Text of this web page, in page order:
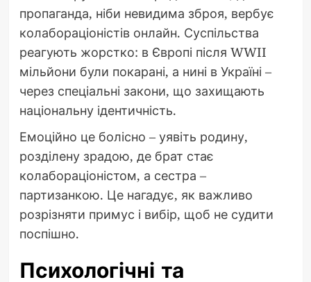
пропаганда, ніби невидима зброя, вербує
колабораціоністів онлайн. Суспільства
реагують жорстко: в Європі після WWII
мільйони були покарані, а нині в Україні –
через спеціальні закони, що захищають
національну ідентичність.
Емоційно це болісно – уявіть родину,
розділену зрадою, де брат стає
колабораціоністом, а сестра –
партизанкою. Це нагадує, як важливо
розрізняти примус і вибір, щоб не судити
поспішно.
Психологічні та